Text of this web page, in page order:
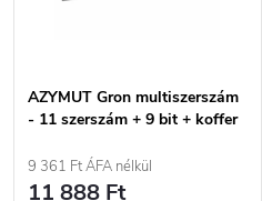
AZYMUT Gron multiszerszám
- 11 szerszám + 9 bit + koffer
9 361 Ft ÁFA nélkül
11 888 Ft